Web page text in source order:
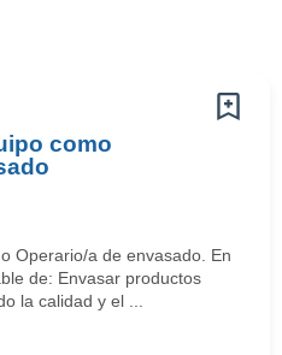
como
Operario/a de envasado. En
de: Envasar productos
la calidad y el ...